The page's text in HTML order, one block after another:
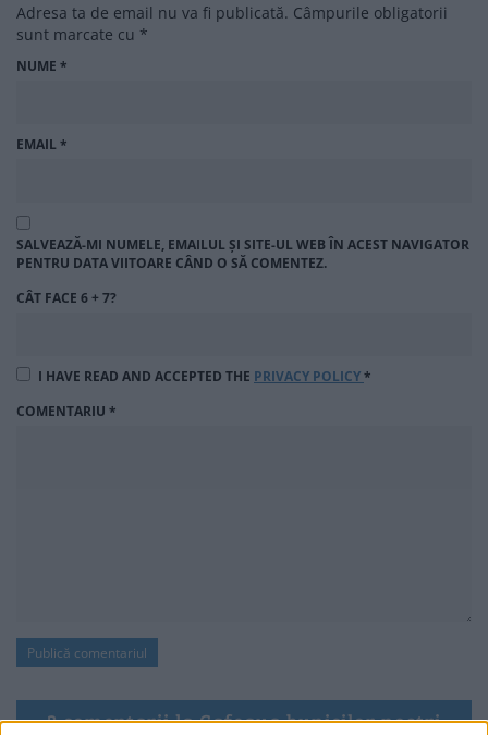
Adresa ta de email nu va fi publicată. Câmpurile obligatorii
sunt marcate cu *
NUME *
EMAIL*
SALVEAZĂ-MI NUMELE, EMAILUL ȘI SITE-UL WEB ÎN ACEST NAVIGATOR
PENTRU DATA VIITOARE CÂND O SĂ COMENTEZ.
CÂT FACE 6 + 7?
I HAVE READ AND ACCEPTED THE PRIVACY POLICY*
COMENTARIU *
2 comentarii la Cafeaua bunicilor noștri